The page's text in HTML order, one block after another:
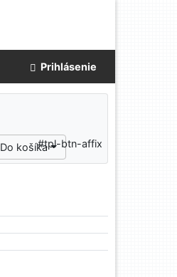
Prihlásenie
Do košíka#tpl-btn-affix